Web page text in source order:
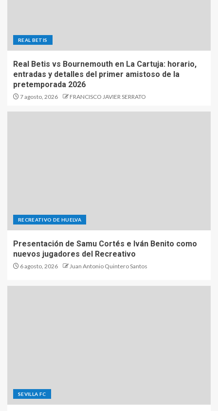
REAL BETIS
Real Betis vs Bournemouth en La Cartuja: horario,
entradas y detalles del primer amistoso de la
pretemporada 2026
7 agosto, 2026 FRANCISCO JAVIER SERRATO
RECREATIVO DE HUELVA
Presentación de Samu Cortés e Iván Benito como
nuevos jugadores del Recreativo
6 agosto, 2026 Juan Antonio Quintero Santos
SEVILLA FC